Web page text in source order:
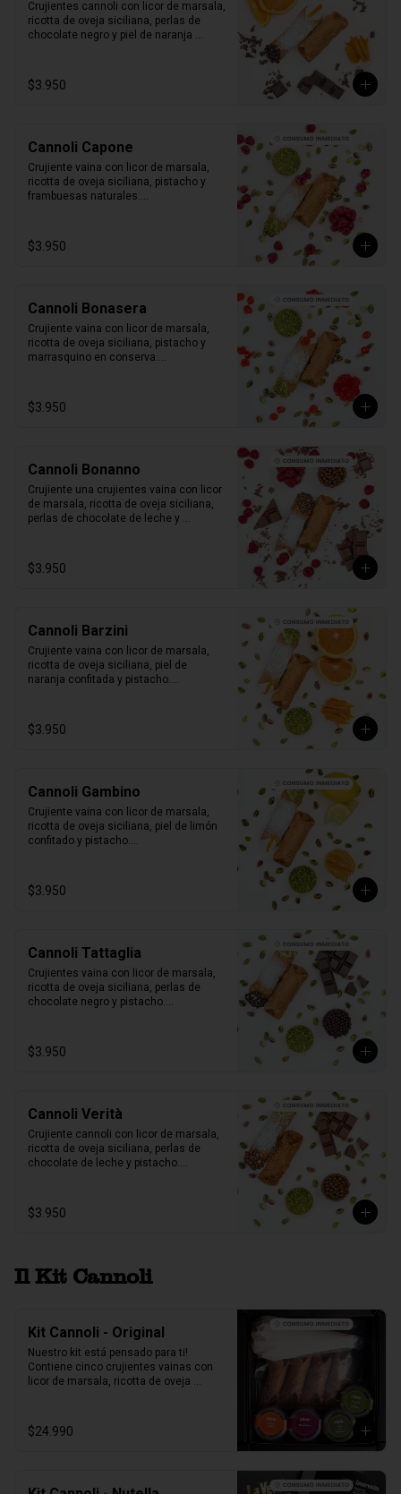
Crujientes cannoli con licor de marsala,
ricotta de oveja siciliana, perlas de
chocolate negro y piel de naranja
$3.950
Cannoli Capone
Crujiente vaina con licor de marsala,
ricotta de oveja siciliana, pistacho y
frambuesas naturales.
$3.950
Cannoli Bonasera
Crujiente vaina con licor de marsala,
ricotta de oveja siciliana, pistacho y
marrasquino en conserva.
$3.950
Cannoli Bonanno
Crujiente una crujientes vaina con licor
de marsala, ricotta de oveja siciliana,
perlas de chocolate de leche y
$3.950
Cannoli Barzini
Crujiente vaina con licor de marsala,
ricotta de oveja siciliana, piel de
naranja confitada y pistacho.
$3.950
Cannoli Gambino
Crujiente vaina con licor de marsala,
ricotta de oveja siciliana, piel de limón
confitado y pistacho.
$3.950
Cannoli Tattaglia
Crujientes vaina con licor de marsala,
ricotta de oveja siciliana, perlas de
chocolate negro y pistacho.
$3.950
Cannoli Verità
Crujiente cannoli con licor de marsala,
ricotta de oveja siciliana, perlas de
chocolate de leche y pistacho.
$3.950
Il Kit Cannoli
Kit Cannoli - Original
Nuestro kit está pensado para ti!
Contiene cinco crujientes vainas con
licor de marsala, ricotta de oveja
pistacho y una exquisita crema de
pistacho.
$24.990